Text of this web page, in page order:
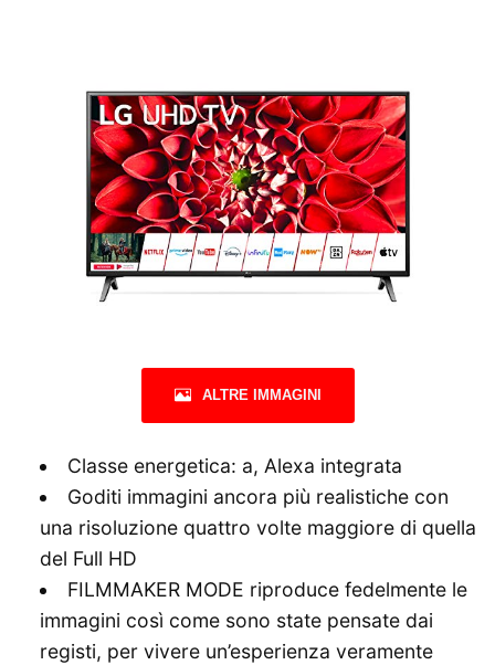
ALTRE IMMAGINI
Classe energetica: a, Alexa integrata
Goditi immagini ancora più realistiche con
una risoluzione quattro volte maggiore di quella
del Full HD
FILMMAKER MODE riproduce fedelmente le
immagini così come sono state pensate dai
registi, per vivere un’esperienza veramente